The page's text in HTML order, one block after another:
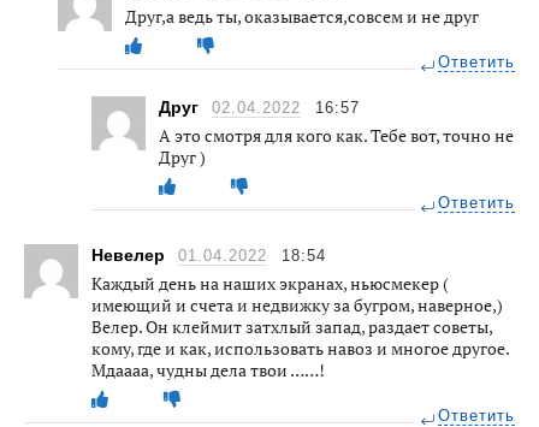
Друг,а ведь ты, оказывается,совсем и не друг
Ответить
Друг 02.04.2022 16:57
А это смотря для кого как. Тебе вот, точно не
Друг )
Ответить
Невелер 01.04.2022 18:54
Каждый день на наших экранах, ньюсмекер (
имеющий и счета и недвижку за бугром, наверное,)
Велер. Он клеймит затхлый запад, раздает советы,
кому, где и как, использовать навоз и многое другое.
Мдаааа, чудны дела твои ……!
Ответить